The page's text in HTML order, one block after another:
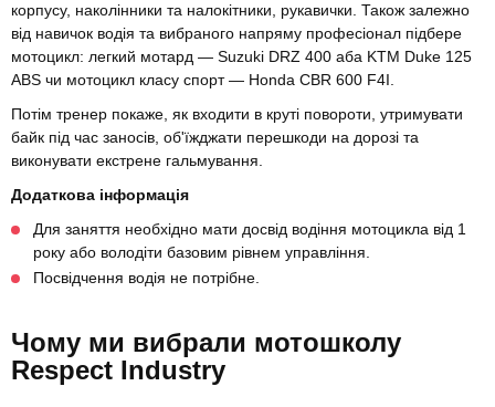
корпусу, наколінники та налокітники, рукавички. Також залежно
від навичок водія та вибраного напряму професіонал підбере
мотоцикл: легкий мотард — Suzuki DRZ 400 аба KTM Duke 125
ABS чи мотоцикл класу спорт — Honda CBR 600 F4I.
Потім тренер покаже, як входити в круті повороти, утримувати
байк під час заносів, об'їжджати перешкоди на дорозі та
виконувати екстрене гальмування.
Додаткова інформація
Для заняття необхідно мати досвід водіння мотоцикла від 1
року або володіти базовим рівнем управління.
Посвідчення водія не потрібне.
Чому ми вибрали мотошколу
Respect Industry